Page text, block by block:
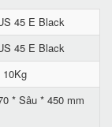
45 E Black
45 E Black
10Kg
* Sâu * 450 mm